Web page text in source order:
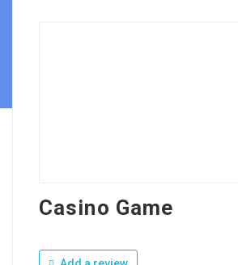
Casino Game